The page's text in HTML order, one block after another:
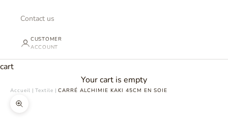
Contact us
CUSTOMER
ACCOUNT
cart
Your cart is empty
Accueil | Textile | CARRÉ ALCHIMIE KAKI 45CM EN SOIE
Zoomer sur l'image